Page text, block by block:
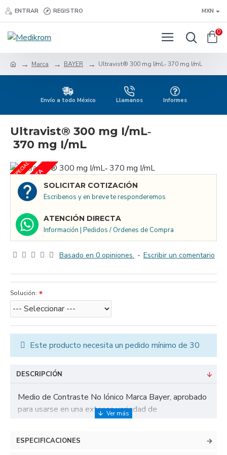
ENTRAR REGISTRO MXN
0
Marca BAYER Ultravist® 300 mg I/mL‐ 370 mg I/mL
Envío a todo México Llamanos Informes
Ultravist® 300 mg I/mL‐
370 mg I/mL
ESPECIAL
PRE-VENTASOLICITAR COTIZACIÓN
Escribenos y en breve te responderemos
ATENCIÓN DIRECTA
Información | Pedidos / Ordenes de Compra
Basado en 0 opiniones. - Escribir un comentario
Solución:
Este producto necesita un pedido mínimo de 30
DESCRIPCIÓN
Medio de Contraste No Iónico Marca Bayer, aprobado
para usarse en una extensa variedad de
procedimientos radiológicos, cardiológicos y
rayos X, TAC e intervencionismo. Solución inyectable
ESPECIFICACIONES